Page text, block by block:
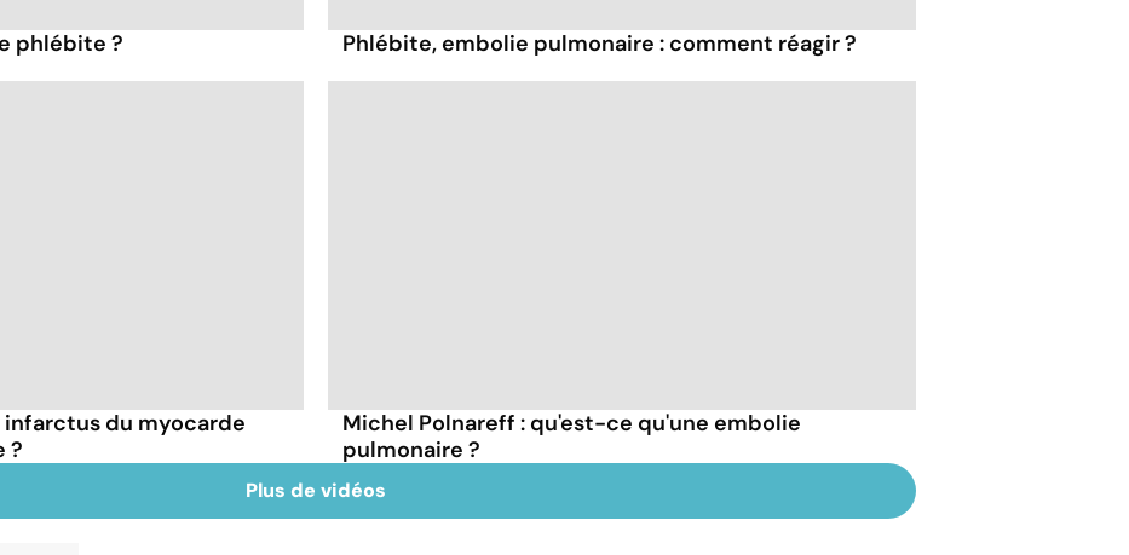
phlébite ? Phlébite, embolie pulmonaire : comment réagir ?
du myocarde
?
Michel Polnareff : qu'est-ce qu'une embolie
pulmonaire ?
Plus de vidéos